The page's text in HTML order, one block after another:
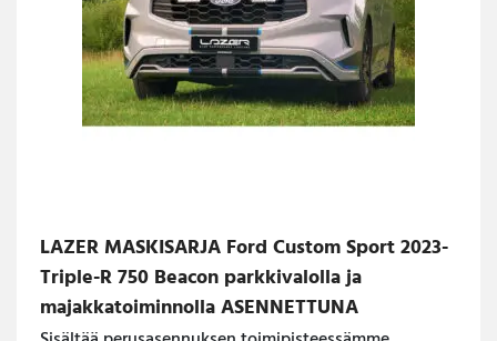
LAZER MASKISARJA Ford Custom Sport 2023-
Triple-R 750 Beacon parkkivalolla ja
majakkatoiminnolla ASENNETTUNA